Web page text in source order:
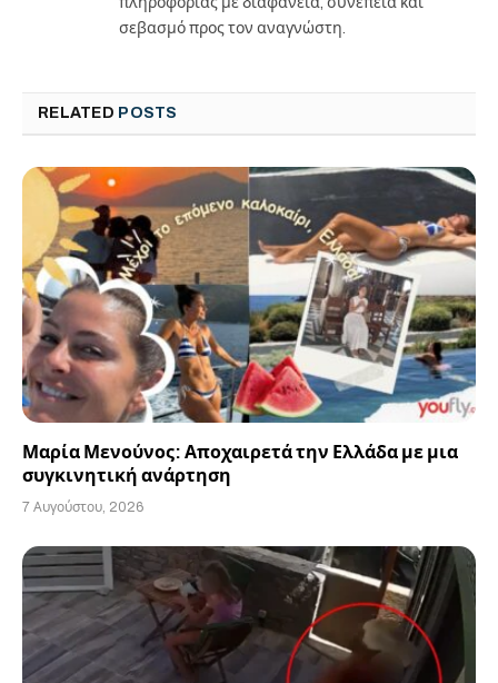
σεβασμό προς τον αναγνώστη.
RELATED POSTS
Μαρία Μενούνος: Αποχαιρετά την Ελλάδα με μια
συγκινητική ανάρτηση
7 Αυγούστου, 2026